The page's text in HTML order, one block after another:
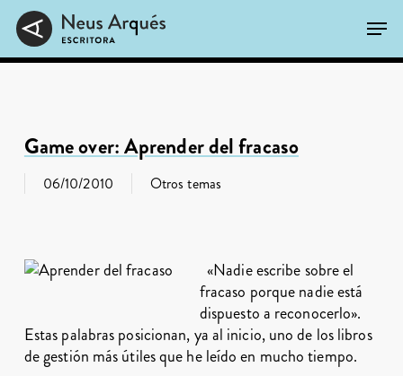
Skip
main
Game over: Aprender del fracaso
06/10/2010 Otros temas
«Nadie escribe sobre el
fracaso porque nadie está
dispuesto a reconocerlo».
Estas palabras posicionan, ya al inicio, uno de los libros
de gestión más útiles que he leído en mucho tiempo.
Close